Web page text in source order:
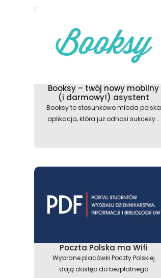
Booksy – twój nowy mobilny
(i darmowy!) asystent
Booksy to stosunkowo młoda polska
aplikacja, która już odnosi sukcesy...
Poczta Polska ma Wifi
Wybrane placówki Poczty Polskiej
dają dostęp do bezpłatnego